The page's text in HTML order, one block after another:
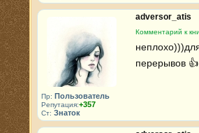
Пр: Пользователь
Репутация:+357
Ст: Знаток
adversor_atis
Комментарий к
перерывов